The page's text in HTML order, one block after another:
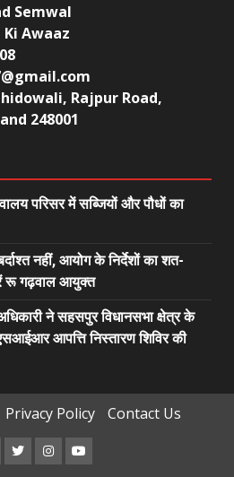
Semwal
Awaaz
Rajpur Road,
248001
परिसर में सब्जियों और पौधों का
नहीं, आयोग के निर्देशों का शत-
रू गढ़वाल आयुक्त
ने सहसपुर विधानसभा क्षेत्र के
आपत्ति निस्तारण शिविर की
Privacy Policy Contact Us
TwitterInstagram
Youtube